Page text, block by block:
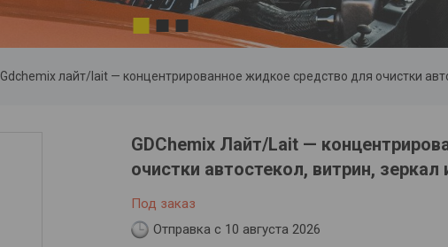
Gdchemix лайт/lait — концентрированное жидкое средство для очистки
GDChemix Лайт/Lait —
очистки автостекол, витрин, зеркал
Под заказ
Отправка с 10 августа 2026